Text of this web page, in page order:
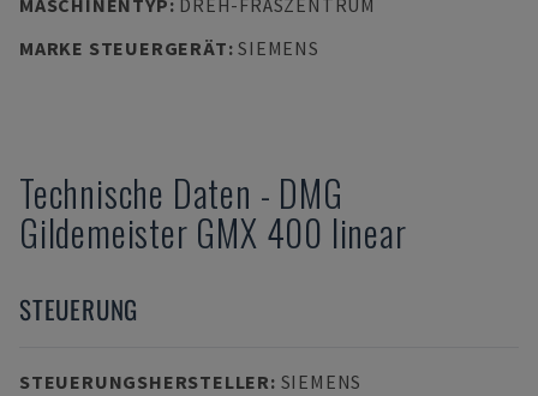
MASCHINENTYP: DREH-FRÄSZENTRUM
MARKE STEUERGERÄT:SIEMENS
Technische Daten - DMG
Gildemeister GMX 400 linear
STEUERUNG
STEUERUNGSHERSTELLER: SIEMENS